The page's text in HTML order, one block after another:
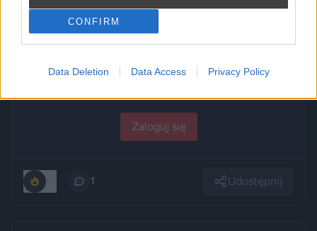
CONFIRM
Data Deletion Data Access Privacy Policy
🔞
Tresci dla doroslych (18+)
Zaloguj się
1 Udostępnij